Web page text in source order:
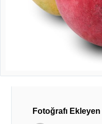
Fotoğrafı Ekleyen